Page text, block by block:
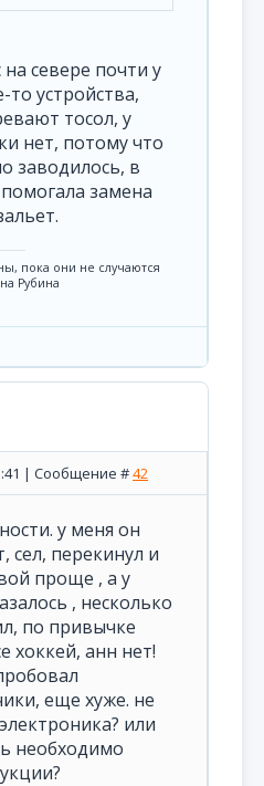
севере почти у
то устройства,
тосол, у
нет, потому что
заводилось, в
замена
пока они не случаются
Рубина
| Сообщение #42
у меня он
сел, перекинул и
проще , а у
, несколько
по привычке
хоккей, анн нет!
еще хуже. не
или
необходимо